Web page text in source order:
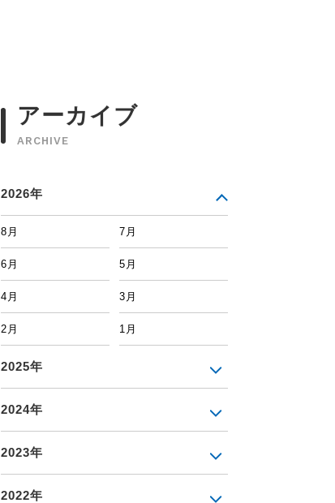
アーカイブ
ARCHIVE
2026年
8月 7月
6月 5月
4月 3月
2月 1月
2025年
2024年
2023年
2022年